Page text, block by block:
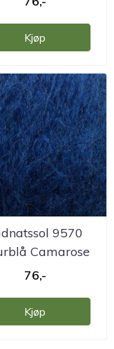
Kjøp
9570
Camarose
76,-
Kjøp